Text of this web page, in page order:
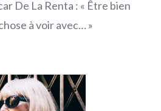
De La Renta : « Être bien
à voir avec… »